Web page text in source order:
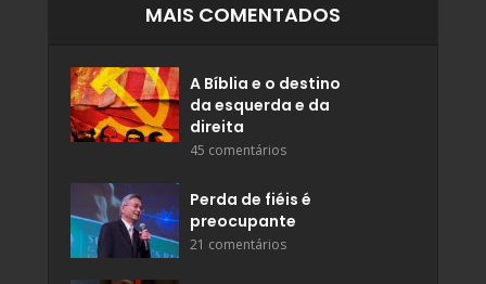
MAIS COMENTADOS
A Bíblia e o destino
da esquerda e da
direita
45 comentários
Perda de fiéis é
preocupante
21 comentários